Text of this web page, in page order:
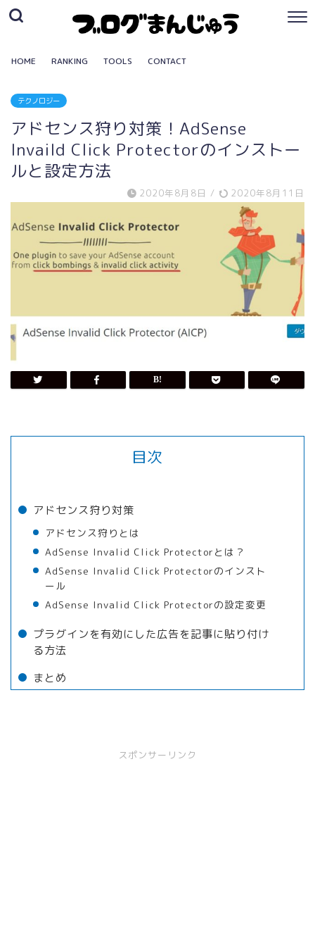
HOME RANKING TOOLS CONTACT
テクノロジー
アドセンス狩り対策！AdSense
Invaild Click Protectorのインストー
ルと設定方法
2020年8月8日 / 2020年8月11日
目次
アドセンス狩り対策
アドセンス狩りとは
AdSense Invalid Click Protectorとは？
AdSense Invalid Click Protectorのインスト
ール
AdSense Invalid Click Protectorの設定変更
プラグインを有効にした広告を記事に貼り付け
る方法
まとめ
スポンサーリンク